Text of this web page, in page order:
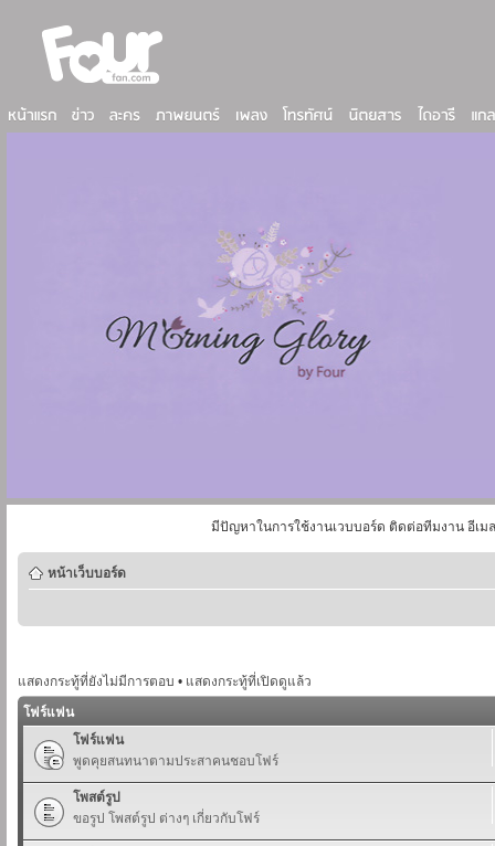
มีปัญหาในการใช้งานเวบบอร์ด ติดต่อทีมงาน อีเม
หน้าเว็บบอร์ด
แสดงกระทู้ที่ยังไม่มีการตอบ • แสดงกระทู้ที่เปิดดูแล้ว
โฟร์แฟน
โฟร์แฟน
พูดคุยสนทนาตามประสาคนชอบโฟร์
โพสต์รูป
ขอรูป โพสต์รูป ต่างๆ เกี่ยวกับโฟร์